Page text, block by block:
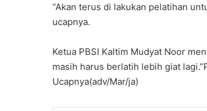
“Akan terus di lakukan pelatihan
ucapnya.
Ketua PBSI Kaltim Mudyat Noor
masih harus berlatih lebih giat
Ucapnya(adv/Mar/ja)